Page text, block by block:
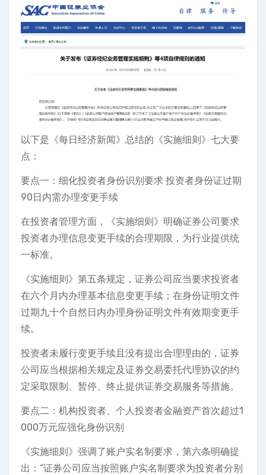
以下是《每日经济新闻》总结的《实施细则》七大要
点：
要点一：细化投资者身份识别要求 投资者身份证过期
90日内需办理变更手续
在投资者管理方面，《实施细则》明确证券公司要求
投资者办理信息变更手续的合理期限，为行业提供统
一标准。
《实施细则》第五条规定，证券公司应当要求投资者
在六个月内办理基本信息变更手续；在身份证明文件
过期九十个自然日内办理身份证明文件有效期变更手
续。
投资者未履行变更手续且没有提出合理理由的，证券
公司应当根据相关规定及证券交易委托代理协议的约
定采取限制、暂停、终止提供证券交易服务等措施。
要点二：机构投资者、个人投资者金融资产首次超过1
000万元应强化身份识别
《实施细则》强调了账户实名制要求，第六条明确提
出：“证券公司应当按照账户实名制要求为投资者分别